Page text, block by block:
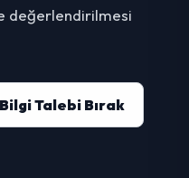
değerlendirilmesi
Bilgi Talebi Bırak